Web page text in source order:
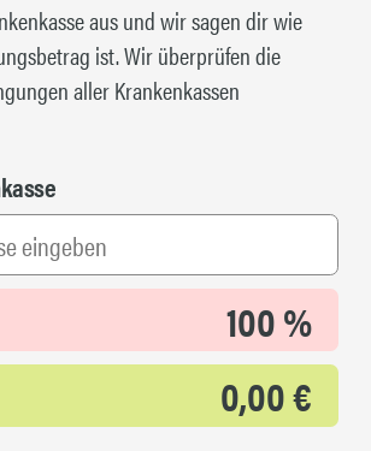
aus und wir sagen dir wie
ist. Wir überprüfen die
aller Krankenkassen
100 %
0,00 €